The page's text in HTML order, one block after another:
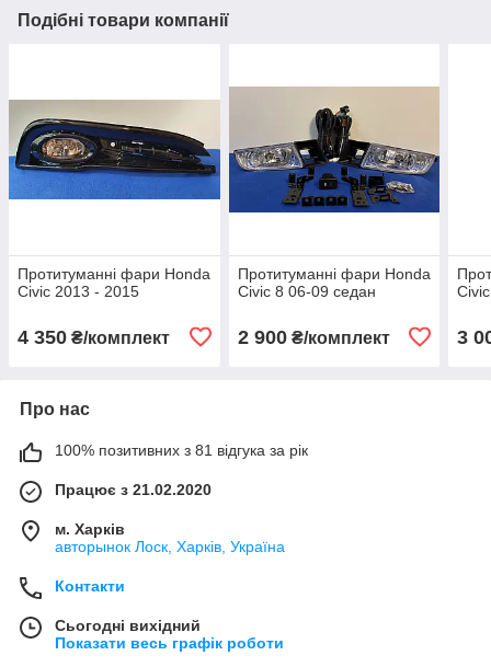
Подібні товари компанії
Протитуманні фари Honda
Civic 2013 - 2015
4 350 ₴/комплект
Протитуманні фари Honda
Civic 8 06-09 седан
2 900₴/комплект 3
Про нас
100% позитивних з 81 відгука за рік
Працює з 21.02.2020
м. Харків
авторынок Лоск, Харків, Україна
Контакти
Сьогодні вихідний
Показати весь графік роботи